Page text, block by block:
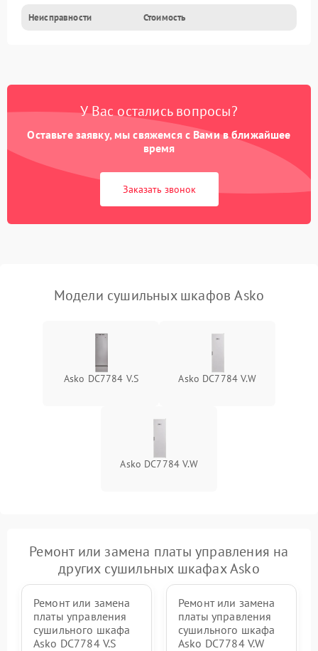
Неисправности Стоимость
У Вас остались вопросы?
Оставьте заявку, мы свяжемся с Вами в ближайшее
время
Заказать звонок
Модели сушильных шкафов Asko
Asko DC7784 V.S Asko DC7784 V.W
Asko DC7784 V.W
Ремонт или замена платы управления на
других сушильных шкафах Asko
Ремонт или замена
платы управления
сушильного шкафа
Asko DC7784 V.S
Ремонт или замена
платы управления
сушильного шкафа
Asko DC7784 V.W